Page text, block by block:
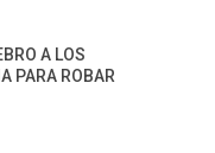
A LOS
PARA ROBAR